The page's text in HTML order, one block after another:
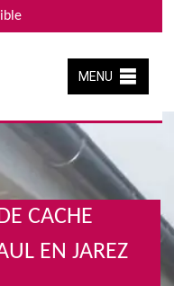
MENU
CACHE
EN JAREZ